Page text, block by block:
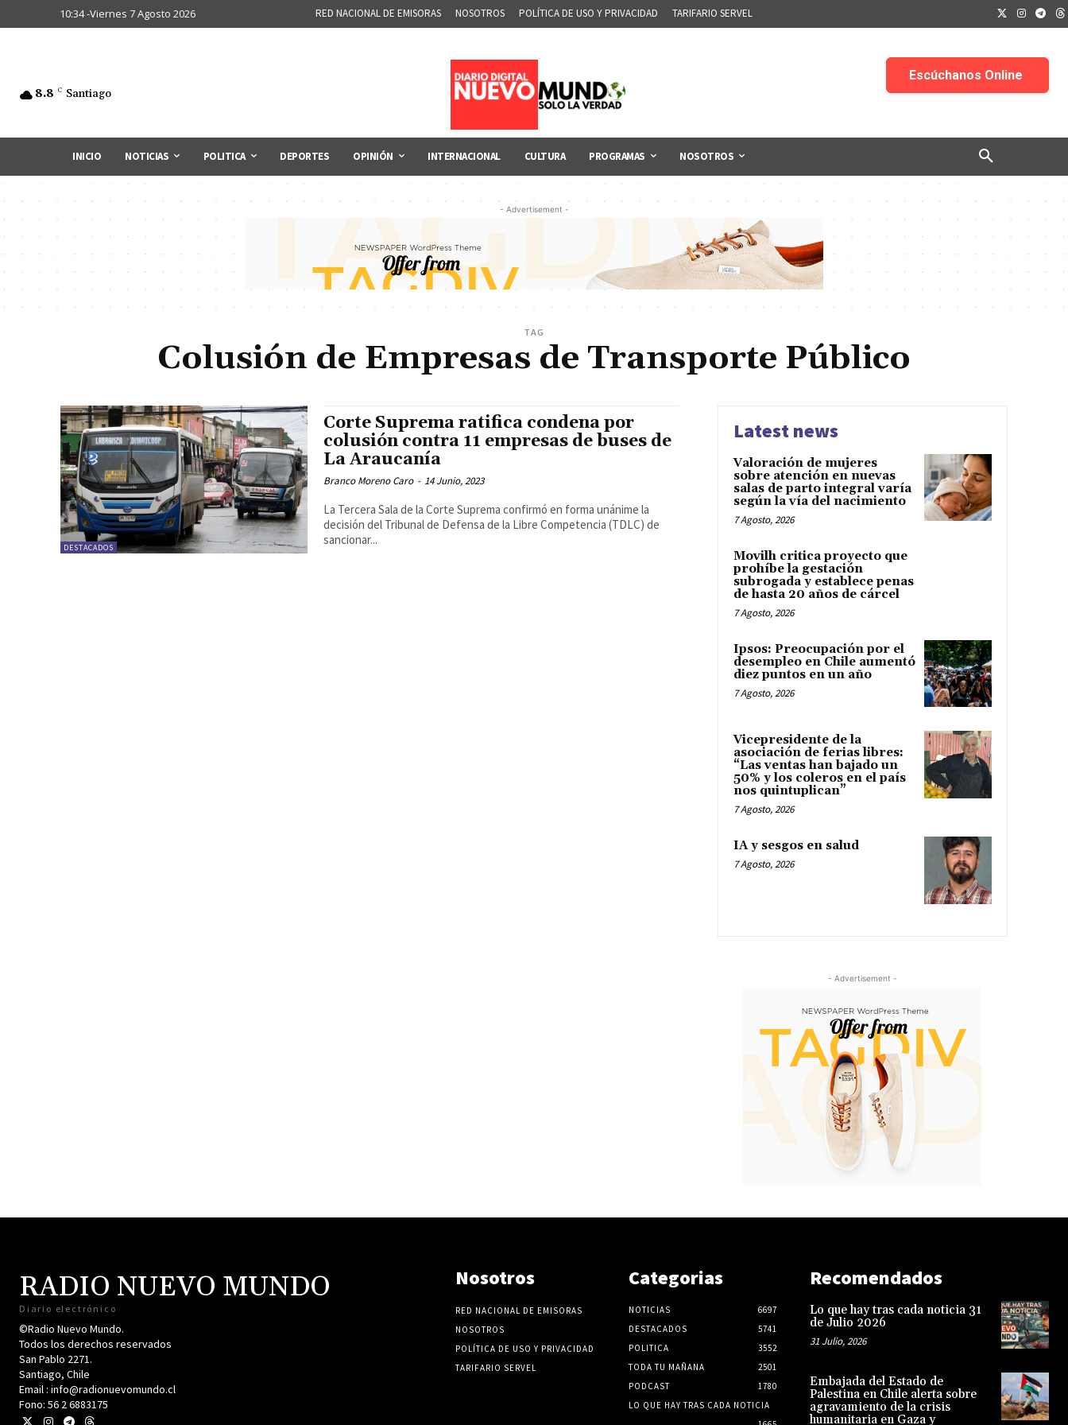
10:34 -Viernes 7 Agosto 2026 RED NACIONAL DE EMISORAS NOSOTROS POLÍTICA DE USO Y PRIVACIDAD TARIFARIO SERVEL
8.8 C Santiago
INICIO NOTICIAS POLITICA DEPORTES OPINIÓN INTERNACIONAL CULTURA PROGRAMAS NOSOTROS
- Advertisement -
TAG
Colusión de Empresas de Transporte Público
DESTACADOS
Corte Suprema ratifica condena por
colusión contra 11 empresas de buses de
La Araucanía
Branco Moreno Caro - 14 Junio, 2023
La Tercera Sala de la Corte Suprema confirmó en forma unánime la
decisión del Tribunal de Defensa de la Libre Competencia (TDLC) de
sancionar...
Latest news
Valoración de mujeres
sobre atención en nuevas
salas de parto integral varía
según la vía del nacimiento
7 Agosto, 2026
Movilh critica proyecto que
prohíbe la gestación
subrogada y establece penas
de hasta 20 años de cárcel
7 Agosto, 2026
Ipsos: Preocupación por el
desempleo en Chile aumentó
diez puntos en un año
7 Agosto, 2026
Vicepresidente de la
asociación de ferias libres:
“Las ventas han bajado un
50% y los coleros en el país
nos quintuplican”
7 Agosto, 2026
IA y sesgos en salud
7 Agosto, 2026
- Advertisement -
RADIO NUEVO MUNDO
Diario electrónico
©Radio Nuevo Mundo.
Todos los derechos reservados
San Pablo 2271.
Santiago, Chile
Email : info@radionuevomundo.cl
Fono: 56 2 6883175
Nosotros
RED NACIONAL DE EMISORAS
NOSOTROS
POLÍTICA DE USO Y PRIVACIDAD
TARIFARIO SERVEL
Categorias
NOTICIAS
6697
DESTACADOS
5741
POLITICA
3552
TODA TU MAÑANA
2501
PODCAST
1780
LO QUE HAY TRAS CADA NOTICIA
Recomendados
Lo que hay tras cada noticia 31
de Julio 2026
31 Julio, 2026
Embajada del Estado de
Palestina en Chile alerta sobre
agravamiento de la crisis
humanitaria en Gaza y